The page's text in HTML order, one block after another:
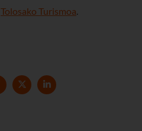
Tolosako Turismoa.